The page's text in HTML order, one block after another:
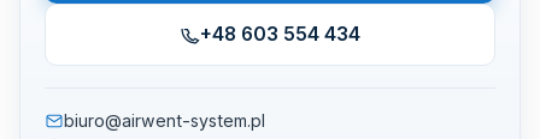
+48 603 554 434
biuro@airwent-system.pl